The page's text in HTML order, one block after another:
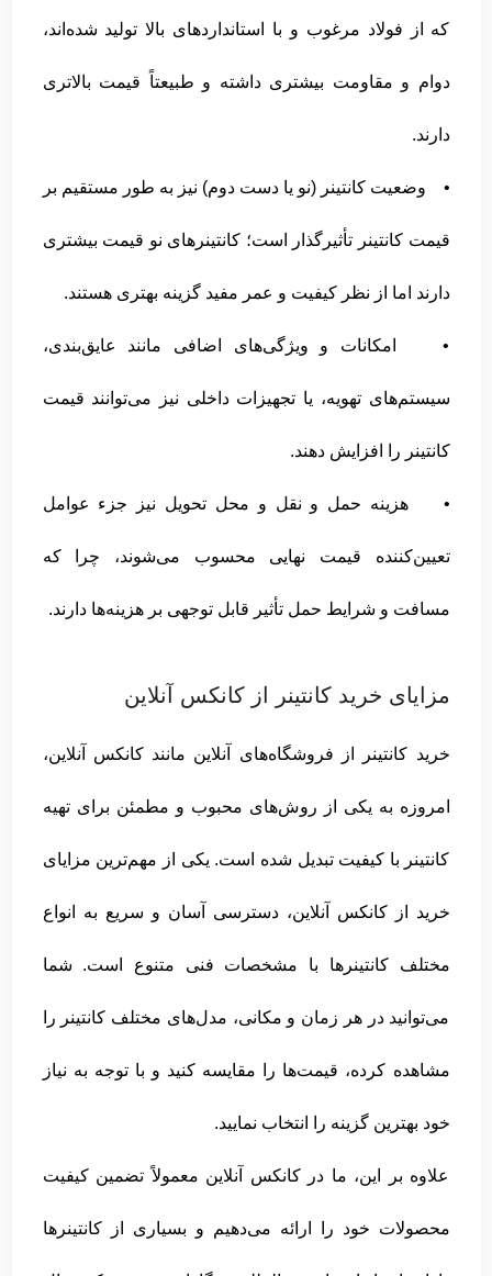
که از فولاد مرغوب و با استانداردهای بالا تولید شده‌اند،
دوام و مقاومت بیشتری داشته و طبیعتاً قیمت بالاتری
دارند.
• وضعیت کانتینر (نو یا دست دوم) نیز به طور مستقیم بر
قیمت کانتینر تأثیرگذار است؛ کانتینرهای نو قیمت بیشتری
دارند اما از نظر کیفیت و عمر مفید گزینه بهتری هستند.
• امکانات و ویژگی‌های اضافی مانند عایق‌بندی،
سیستم‌های تهویه، یا تجهیزات داخلی نیز می‌توانند قیمت
کانتینر را افزایش دهند.
• هزینه حمل و نقل و محل تحویل نیز جزء عوامل
تعیین‌کننده قیمت نهایی محسوب می‌شوند، چرا که
مسافت و شرایط حمل تأثیر قابل توجهی بر هزینه‌ها دارند.
مزایای خرید کانتینر از کانکس آنلاین
خرید کانتینر از فروشگاه‌های آنلاین مانند کانکس آنلاین،
امروزه به یکی از روش‌های محبوب و مطمئن برای تهیه
کانتینر با کیفیت تبدیل شده است. یکی از مهم‌ترین مزایای
خرید از کانکس آنلاین، دسترسی آسان و سریع به انواع
مختلف کانتینرها با مشخصات فنی متنوع است. شما
می‌توانید در هر زمان و مکانی، مدل‌های مختلف کانتینر را
مشاهده کرده، قیمت‌ها را مقایسه کنید و با توجه به نیاز
خود بهترین گزینه را انتخاب نمایید.
علاوه بر این، ما در کانکس آنلاین معمولاً تضمین کیفیت
محصولات خود را ارائه می‌دهیم و بسیاری از کانتینرها